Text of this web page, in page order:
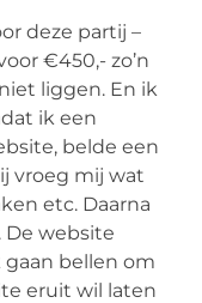
deze partij –
€450,- zo’n
liggen. En ik
ik een
belde een
vroeg mij wat
etc. Daarna
De website
bellen om
eruit wil laten